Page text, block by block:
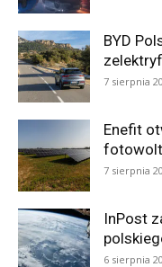
BYD
7 sierpnia
Enefit
7 sierpnia
InPost
6 sierpnia